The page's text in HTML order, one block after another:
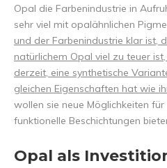
Opal die Farbenindustrie in
sehr viel mit opalähnlichen
und der Farbenindustrie klar ist,
natürlichem Opal viel zu teuer
derzeit, eine synthetische
gleichen Eigenschaften hat wie
wollen sie neue Möglichkeiten
funktionelle Beschichtungen
Opal als